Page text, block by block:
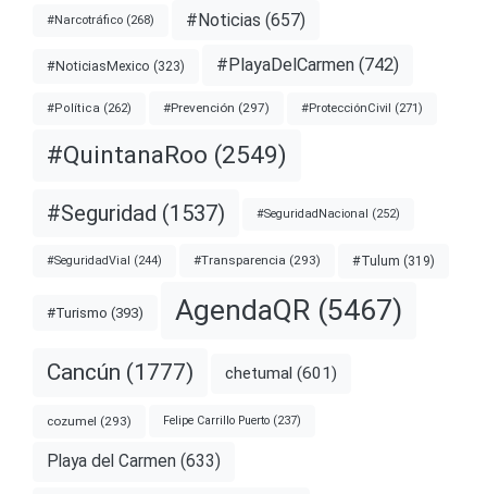
#Narcotráfico (268) #Noticias (657)
#NoticiasMexico (323) #PlayaDelCarmen (742)
#Política (262) #Prevención (297) #ProtecciónCivil (271)
#QuintanaRoo (2549)
#Seguridad (1537) #SeguridadNacional (252)
#SeguridadVial (244) #Transparencia (293) #Tulum (319)
#Turismo (393) AgendaQR (5467)
Cancún (1777) chetumal (601)
cozumel (293) Felipe Carrillo Puerto (237)
Playa del Carmen (633)